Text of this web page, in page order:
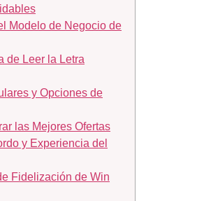
Modelo de Negocio de
de Leer la Letra
y Opciones de
las Mejores Ofertas
y Experiencia del
Fidelización de Win